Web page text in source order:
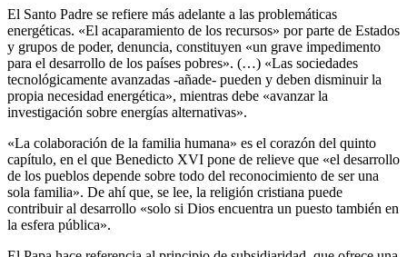
El Santo Padre se refiere más adelante a las problemáticas
energéticas. «El acaparamiento de los recursos» por parte de Estados
y grupos de poder, denuncia, constituyen «un grave impedimento
para el desarrollo de los países pobres». (…) «Las sociedades
tecnológicamente avanzadas -añade- pueden y deben disminuir la
propia necesidad energética», mientras debe «avanzar la
investigación sobre energías alternativas».
«La colaboración de la familia humana» es el corazón del quinto
capítulo, en el que Benedicto XVI pone de relieve que «el desarrollo
de los pueblos depende sobre todo del reconocimiento de ser una
sola familia». De ahí que, se lee, la religión cristiana puede
contribuir al desarrollo «solo si Dios encuentra un puesto también en
la esfera pública».